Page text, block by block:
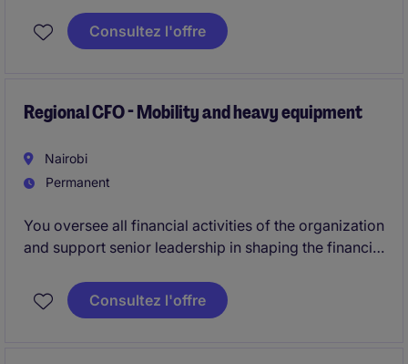
performance and long-term strategic planning.
Consultez l'offre
Regional CFO - Mobility and heavy equipment
Nairobi
Permanent
You oversee all financial activities of the organization
and support senior leadership in shaping the financial
performance, and provide reliable financial
management across multi‑country operations.
Consultez l'offre